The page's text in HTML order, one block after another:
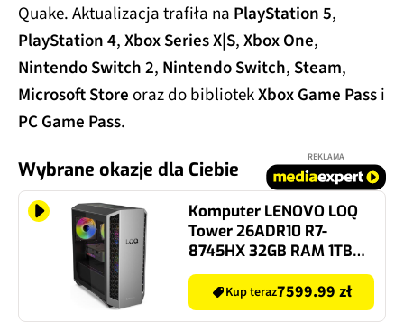
Quake. Aktualizacja trafiła na PlayStation 5,
PlayStation 4,Xbox Series X|S,Xbox One,
Nintendo Switch 2, Nintendo Switch, Steam,
Microsoft Storeoraz do bibliotekXbox Game Passi
PC Game Pass.
Wybrane okazje dla Ciebie
REKLAMA
Komputer LENOVO LOQ
Tower 26ADR10 R7-
8745HX 32GB RAM 1TB
SSD GeForce RTX5060Ti
DLSS 4.5 Wi-Fi Windows
11 Home
Kup teraz7599.99 zł